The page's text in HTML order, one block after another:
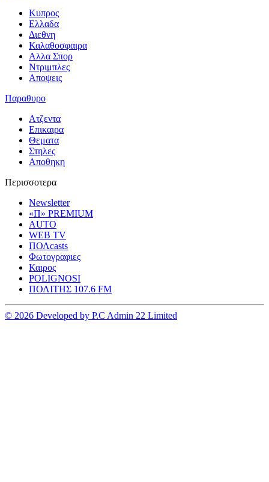
Κυπρος
Ελλαδα
Διεθνη
Καλαθοσφαιρα
Αλλα Σπορ
Ντριμπλες
Αποψεις
Παραθυρο
Ατζεντα
Επικαιρα
Θεματα
Στηλες
Αποθηκη
Περισσοτερα
Newsletter
«Π» PREMIUM
AUTO
WEB TV
ΠΟΛcasts
Φωτογραφιες
Καιρος
POLIGNOSI
ΠΟΛΙΤΗΣ 107.6 FM
© 2026 Developed by P.C Admin 22 Limited